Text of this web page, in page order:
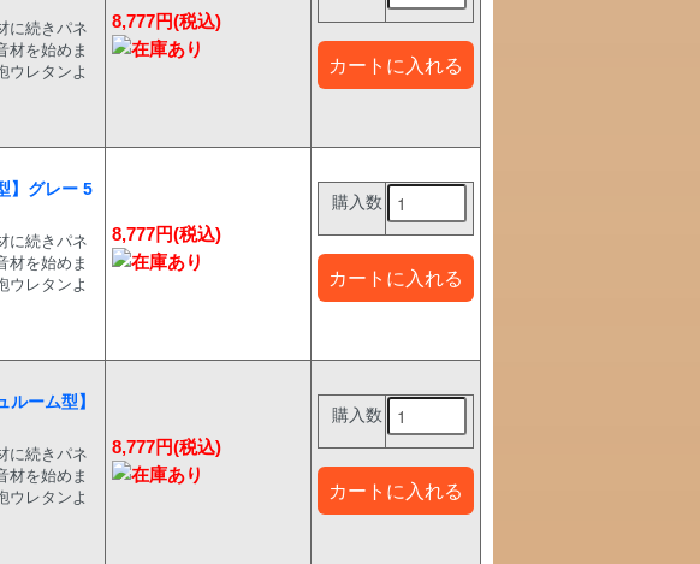
に続きパネ
材を始めま
ウレタンよ
8,777円(税込)
】グレー 5
に続きパネ
材を始めま
ウレタンよ
8,777円(税込)
購入数
ーム型】
に続きパネ
材を始めま
ウレタンよ
8,777円(税込)
購入数